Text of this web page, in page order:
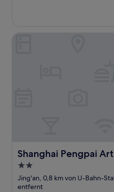
Bewertung)
Shanghai Pengpai
Shanghai Pengpai Art
2.0-
Sterne-
Unterkunft
Jing'an, 0,8 km von U-Bahn-
entfernt